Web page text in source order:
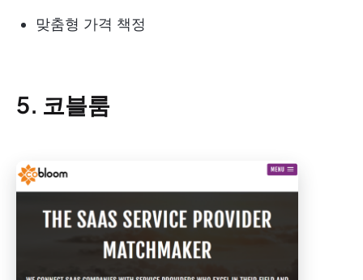
맞춤형 가격 책정
5. 코블룸